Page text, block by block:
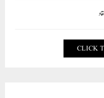
CLICK